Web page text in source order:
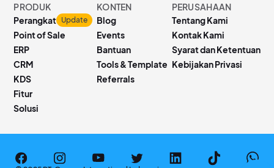
PRODUK
Perangkat Update
Point of Sale
ERP
CRM
KDS
Fitur
Solusi
KONTEN
Blog
Events
Bantuan
Tools & Template
Referrals
PERUSAHAAN
Tentang Kami
Kontak Kami
Syarat dan Ketentuan
Kebijakan Privasi